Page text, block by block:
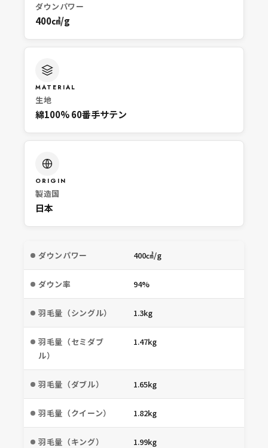
ダウンパワー
400㎤/g
MATERIAL
生地
綿100% 60番手サテン
ORIGIN
製造国
日本
ダウンパワー 400㎤/g
ダウン率 94%
羽毛量（シングル） 1.3kg
羽毛量（セミダブ
ル）
1.47kg
羽毛量（ダブル） 1.65kg
羽毛量（クイーン） 1.82kg
羽毛量（キング） 1.99kg